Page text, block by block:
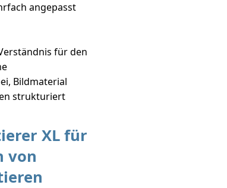
angepasst
für den
Bildmaterial
strukturiert
XL für
von